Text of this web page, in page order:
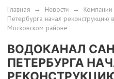
Главная → Новости → Компании
Петербурга начал реконструкцию
Московском районе
ВОДОКАНАЛ
ПЕТЕРБУРГА